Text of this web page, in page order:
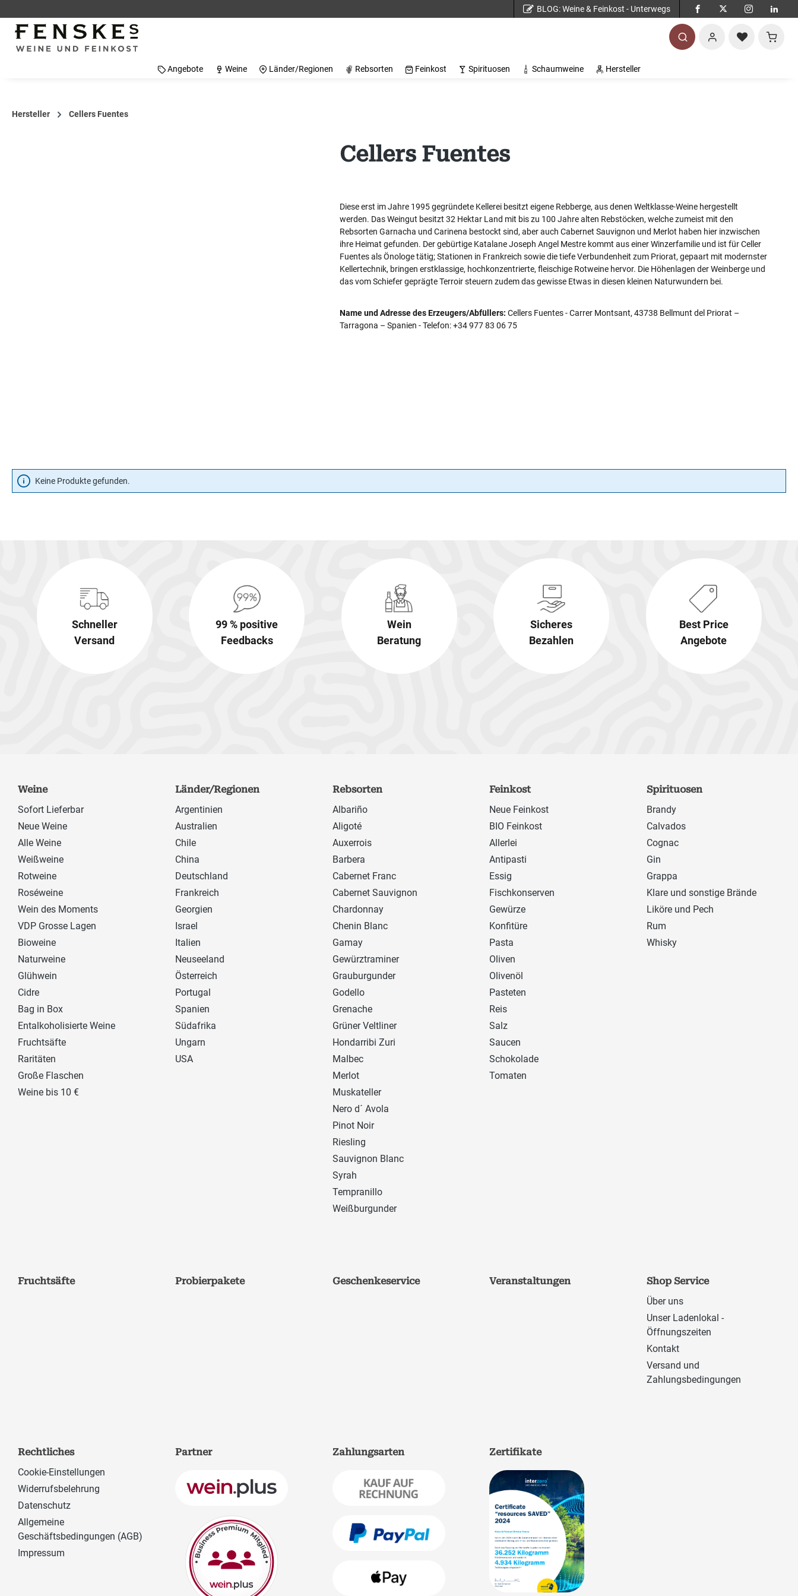
BLOG: Weine & Feinkost - Unterwegs
Angebote Weine Länder/Regionen Rebsorten Feinkost Spirituosen Schaumweine Hersteller
Hersteller Cellers Fuentes
Cellers Fuentes
Diese erst im Jahre 1995 gegründete Kellerei besitzt eigene Rebberge, aus denen Weltklasse-Weine hergestellt
werden. Das Weingut besitzt 32 Hektar Land mit bis zu 100 Jahre alten Rebstöcken, welche zumeist mit den
Rebsorten Garnacha und Carinena bestockt sind, aber auch Cabernet Sauvignon und Merlot haben hier inzwischen
ihre Heimat gefunden. Der gebürtige Katalane Joseph Angel Mestre kommt aus einer Winzerfamilie und ist für Celler
Fuentes als Önologe tätig; Stationen in Frankreich sowie die tiefe Verbundenheit zum Priorat, gepaart mit modernster
Kellertechnik, bringen erstklassige, hochkonzentrierte, fleischige Rotweine hervor. Die Höhenlagen der Weinberge und
das vom Schiefer geprägte Terroir steuern zudem das gewisse Etwas in diesen kleinen Naturwundern bei.
Name und Adresse des Erzeugers/Abfüllers: Cellers Fuentes - Carrer Montsant, 43738 Bellmunt del Priorat –
Tarragona – Spanien - Telefon: +34 977 83 06 75
Keine Produkte gefunden.
Schneller
Versand
99 % positive
Feedbacks
Wein
Beratung
Sicheres
Bezahlen
Best Price
Angebote
Weine
Sofort Lieferbar
Neue Weine
Alle Weine
Weißweine
Rotweine
Roséweine
Wein des Moments
VDP Grosse Lagen
Bioweine
Naturweine
Glühwein
Cidre
Bag in Box
Entalkoholisierte Weine
Fruchtsäfte
Raritäten
Große Flaschen
Weine bis 10 €
Länder/Regionen
Argentinien
Australien
Chile
China
Deutschland
Frankreich
Georgien
Israel
Italien
Neuseeland
Österreich
Portugal
Spanien
Südafrika
Ungarn
USA
Rebsorten
Albariño
Aligoté
Auxerrois
Barbera
Cabernet Franc
Cabernet Sauvignon
Chardonnay
Chenin Blanc
Gamay
Gewürztraminer
Grauburgunder
Godello
Grenache
Grüner Veltliner
Hondarribi Zuri
Malbec
Merlot
Muskateller
Nero d´ Avola
Pinot Noir
Riesling
Sauvignon Blanc
Syrah
Tempranillo
Weißburgunder
Feinkost
Neue Feinkost
BIO Feinkost
Allerlei
Antipasti
Essig
Fischkonserven
Gewürze
Konfitüre
Pasta
Oliven
Olivenöl
Pasteten
Reis
Salz
Saucen
Schokolade
Tomaten
Spirituosen
Brandy
Calvados
Cognac
Gin
Grappa
Klare und sonstige Brände
Liköre und Pech
Rum
Whisky
Fruchtsäfte Probierpakete Geschenkeservice Veranstaltungen
Shop Service
Über uns
Unser Ladenlokal -
Öffnungszeiten
Kontakt
Versand und
Zahlungsbedingungen
Rechtliches
Cookie-Einstellungen
Widerrufsbelehrung
Datenschutz
Allgemeine
Geschäftsbedingungen (AGB)
Impressum
Partner Zahlungsarten Zertifikate